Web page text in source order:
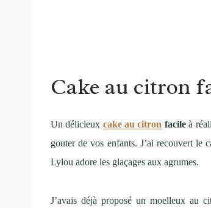
Cake au citron
Un délicieux cake au citron facileà
gouter de vos enfants. J’ai recouvert le
Lylou adore les glaçages aux agrumes.
J’avais déjà proposé un moelleux au